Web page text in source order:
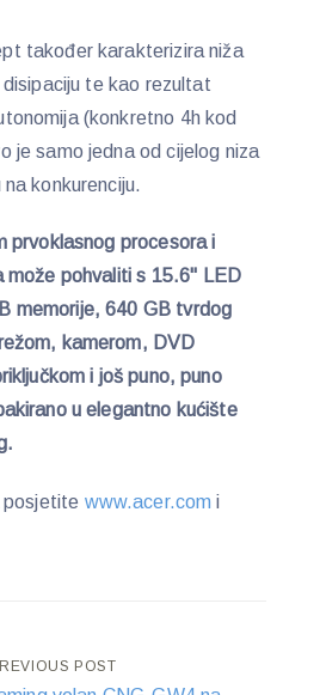
također karakterizira niža
te kao rezultat
(konkretno 4h kod
je samo jedna od cijelog niza
konkurenciju.
prvoklasnog procesora i
može pohvaliti s 15.6'' LED
memorije, 640 GB tvrdog
kamerom, DVD
i još puno, puno
u elegantno kućište
posjetite www.acer.com i
POST